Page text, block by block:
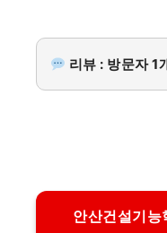
리뷰 : 방문자 1
안산건설기능